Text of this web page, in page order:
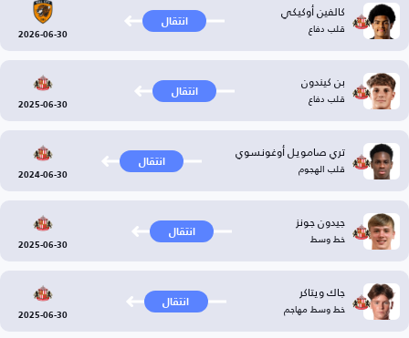
كالفين أوكيكي
قلب دفاع انتقال
2026-06-30
بن كيندون
قلب دفاع انتقال
2025-06-30
تري صامويل أوغونسوي
قلب الهجوم انتقال
2024-06-30
جيدون جونز
خط وسط انتقال
2025-06-30
جاك ويتاكر
خط وسط مهاجم انتقال
2025-06-30